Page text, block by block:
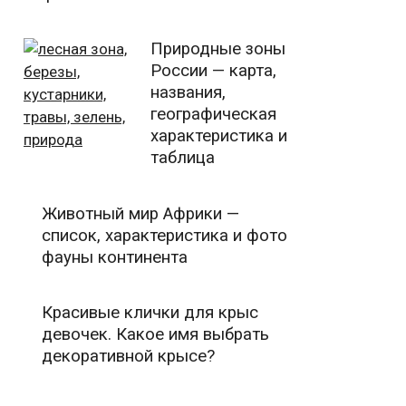
Природные зоны
России — карта,
названия,
географическая
характеристика и
таблица
Животный мир Африки —
список, характеристика и фото
фауны континента
Красивые клички для крыс
девочек. Какое имя выбрать
декоративной крысе?